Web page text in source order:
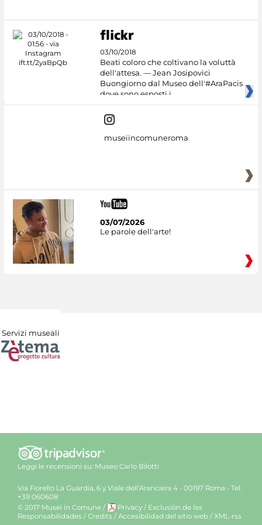
03/10/2018
Beati coloro che coltivano la voluttà
dell'attesa. — Jean Josipovici
Buongiorno dal Museo dell'#AraPacis
dove sono esposti i
museiincomuneroma
03/07/2026
Le parole dell'arte!
Servizi museali
Leggi le recensioni su: Museo Carlo Bilotti
Via Fiorello La Guardia, 6 y Viale dell’Aranciera 4 - 00197 Roma - Tel.
+39 060608
© 2017 Musei in Comune / Privacy / Exclusiòn de las
Responsabilidades / Credits / Accesibilidad del sitio web / XML-rss